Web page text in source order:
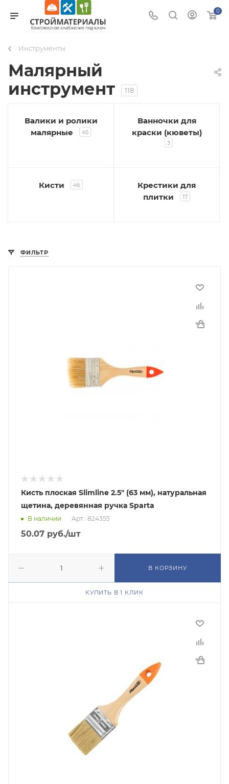
0
Инструменты
Малярный
инструмент
118
Валики и ролики
малярные
45
Ванночки для
краски (кюветы)
3
Кисти 46
Крестики для
плитки
17
ФИЛЬТР
Кисть плоская Slimline 2.5" (63 мм), натуральная
щетина, деревянная ручка Sparta
В наличии Арт.: 824355
50.07 руб./шт
В КОРЗИНУ
КУПИТЬ В 1 КЛИК